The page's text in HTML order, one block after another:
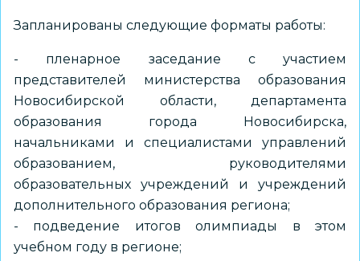
Запланированы следующие форматы работы:
- пленарное заседание с участием
представителей министерства образования
Новосибирской области, департамента
образования города Новосибирска,
начальниками и специалистами управлений
образованием, руководителями
образовательных учреждений и учреждений
дополнительного образования региона;
- подведение итогов олимпиады в этом
учебном году в регионе;